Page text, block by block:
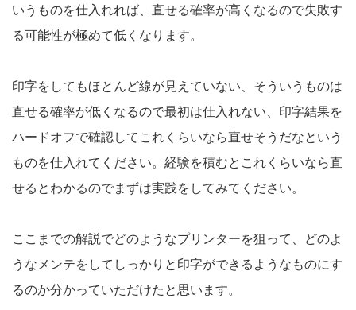
いうものを仕入れれば、直せる確率が高くなるので失敗す
る可能性が極めて低くなります。
印字をしてもほとんど線が見えていない、そういうものは
直せる確率が低くなるので最初は仕入れない、印字結果を
ハードオフで確認してこれくらいなら直せそうだなという
ものを仕入れてください。経験を積むとこれくらいなら直
せるとわかるのでまずは実践をしてみてください。
ここまでの解説でどのようなプリンターを狙って、どのよ
うなメンテをしてしっかりと印字ができるようなものにす
るのか分かっていただけたと思います。